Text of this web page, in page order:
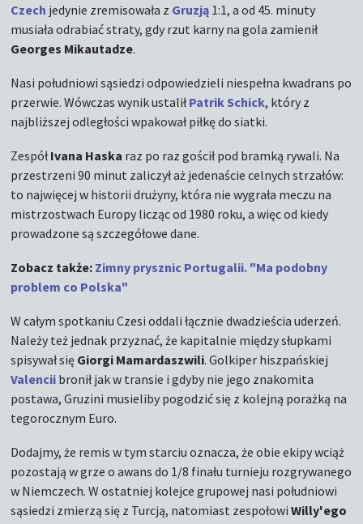
Czech jedynie zremisowała z Gruzją 1:1, a od 45. minuty
musiała odrabiać straty, gdy rzut karny na gola zamienił
Georges Mikautadze.
Nasi południowi sąsiedzi odpowiedzieli niespełna kwadrans po
przerwie. Wówczas wynik ustaliłPatrik Schick, który z
najbliższej odległości wpakował piłkę do siatki.
ZespółIvana Haska raz po raz gościł pod bramką rywali. Na
przestrzeni 90 minut zaliczył aż jedenaście celnych strzałów:
to najwięcej w historii drużyny, która nie wygrała meczu na
mistrzostwach Europy licząc od 1980 roku, a więc od kiedy
prowadzone są szczegółowe dane.
Zobacz także: Zimny prysznic Portugalii. "Ma podobny
problem co Polska"
W całym spotkaniu Czesi oddali łącznie dwadzieścia uderzeń.
Należy też jednak przyznać, że kapitalnie między słupkami
spisywał się Giorgi Mamardaszwili. Golkiper hiszpańskiej
Valencii bronił jak w transie i gdyby nie jego znakomita
postawa, Gruzini musieliby pogodzić się z kolejną porażką na
tegorocznym Euro.
Dodajmy, że remis w tym starciu oznacza, że obie ekipy wciąż
pozostają w grze o awans do 1/8 finału turnieju rozgrywanego
w Niemczech. W ostatniej kolejce grupowej nasi południowi
sąsiedzi zmierzą się z Turcją, natomiast zespołowiWilly'ego